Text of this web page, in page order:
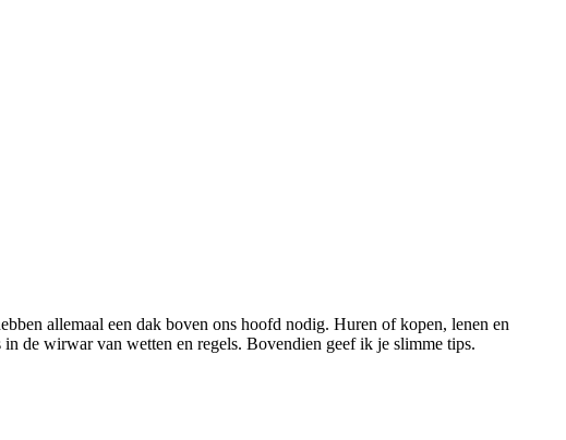
allemaal een dak boven ons hoofd nodig. Huren of kopen, lenen en
de wirwar van wetten en regels. Bovendien geef ik je slimme tips.